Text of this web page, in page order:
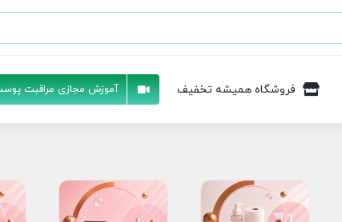
فروشگاه همیشه تخفیف آموزش مجازی مراقبت